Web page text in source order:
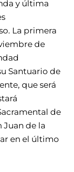
y última
La primera
de
Santuario de
que será
de
Juan de la
en el último